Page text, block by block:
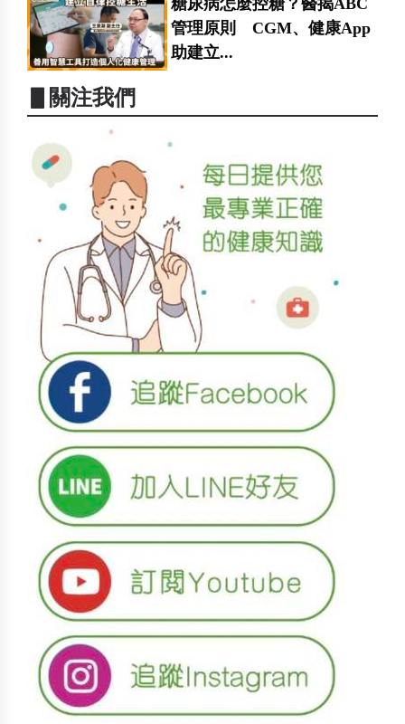
管理原則 CGM、健康App
助建立...
▋關注我們